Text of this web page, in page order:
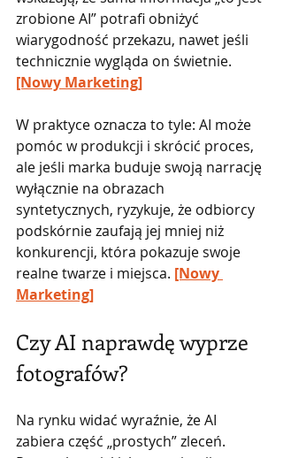
zrobione AI” potrafi obniżyć
wiarygodność przekazu, nawet jeśli
technicznie wygląda on świetnie.
[Nowy Marketing]
W praktyce oznacza to tyle: AI może
pomóc w produkcji i skrócić proces,
ale jeśli marka buduje swoją narrację
wyłącznie na obrazach
syntetycznych, ryzykuje, że odbiorcy
podskórnie zaufają jej mniej niż
konkurencji, która pokazuje swoje
realne twarze i miejsca. [Nowy
Marketing]
Czy AI naprawdę wyprze
fotografów?
Na rynku widać wyraźnie, że AI
zabiera część „prostych” zleceń.